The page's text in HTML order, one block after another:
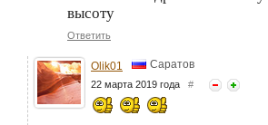
высоту
Ответить
Olik01 Саратов
22 марта 2019 года #